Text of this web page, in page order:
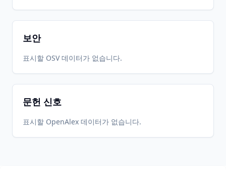
2026-
06-01
2026-
07-10
보안
표시할 OSV 데이터가 없습니다.
문헌 신호
표시할 OpenAlex 데이터가 없습니다.